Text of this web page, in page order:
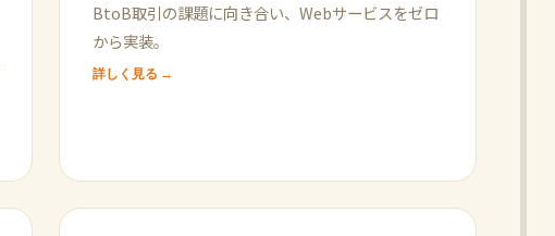
BtoB取引の課題に向き合い、Webサービスをゼロ
から実装。
詳しく見る →